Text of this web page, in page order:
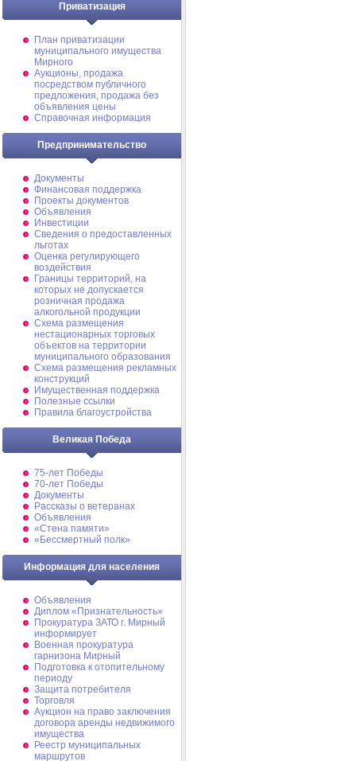
Приватизация
План приватизации
муниципального имущества
Мирного
Аукционы, продажа
посредством публичного
предложения, продажа без
объявления цены
Справочная информация
Предпринимательство
Документы
Финансовая поддержка
Проекты документов
Объявления
Инвестиции
Сведения о предоставленных
льготах
Оценка регулирующего
воздействия
Границы территорий, на
которых не допускается
розничная продажа
алкогольной продукции
Схема размещения
нестационарных торговых
объектов на территории
муниципального образования
Схема размещения рекламных
конструкций
Имущественная поддержка
Полезные ссылки
Правила благоустройства
Великая Победа
75-лет Победы
70-лет Победы
Документы
Рассказы о ветеранах
Объявления
«Стена памяти»
«Бессмертный полк»
Информация для населения
Объявления
Диплом «Признательность»
Прокуратура ЗАТО г. Мирный
информирует
Военная прокуратура
гарнизона Мирный
Подготовка к отопительному
периоду
Защита потребителя
Торговля
Аукцион на право заключения
договора аренды недвижимого
имущества
Реестр муниципальных
маршрутов